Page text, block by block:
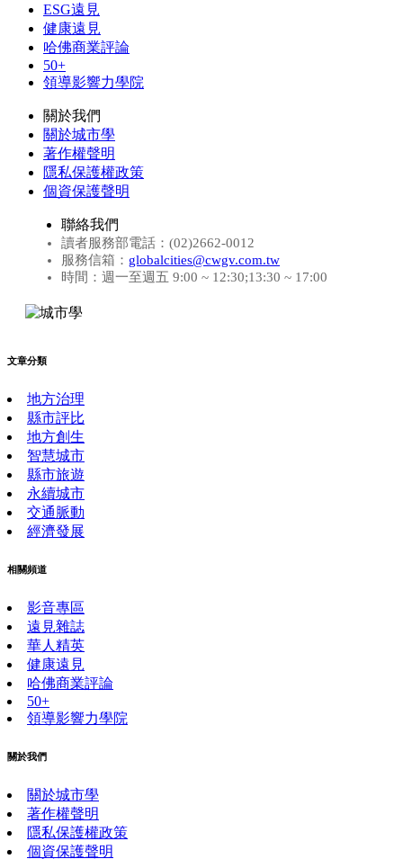
ESG遠見
健康遠見
哈佛商業評論
50+
領導影響力學院
關於我們
關於城市學
著作權聲明
隱私保護權政策
個資保護聲明
聯絡我們
讀者服務部電話：(02)2662-0012
服務信箱： globalcities@cwgv.com.tw
時間：週一至週五 9:00 ~ 12:30;13:30 ~ 17:00
文章分類
地方治理
縣市評比
地方創生
智慧城市
縣市旅遊
永續城市
交通脈動
經濟發展
相關頻道
影音專區
遠見雜誌
華人精英
健康遠見
哈佛商業評論
50+
領導影響力學院
關於我們
關於城市學
著作權聲明
隱私保護權政策
個資保護聲明